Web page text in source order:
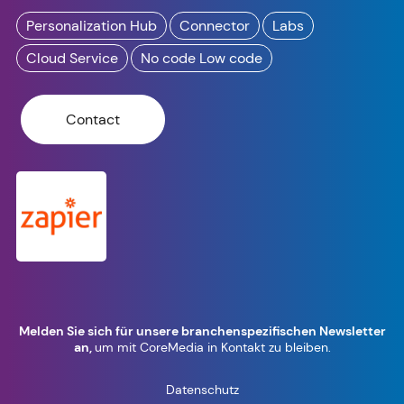
Personalization Hub Connector
Labs
Cloud Service
No code Low code
Contact
Melden Sie sich für unsere branchenspezifischen Newsletter
an,um mit CoreMedia in Kontakt zu bleiben.
Datenschutz